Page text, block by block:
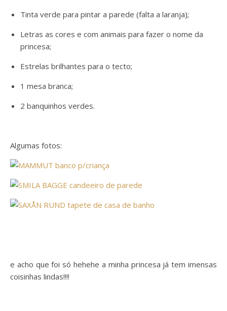
Tinta verde para pintar a parede (falta a laranja);
Letras as cores e com animais para fazer o nome da
princesa;
Estrelas brilhantes para o tecto;
1 mesa branca;
2 banquinhos verdes.
Algumas fotos:
e acho que foi só hehehe a minha princesa já tem imensas
coisinhas lindas!!!!